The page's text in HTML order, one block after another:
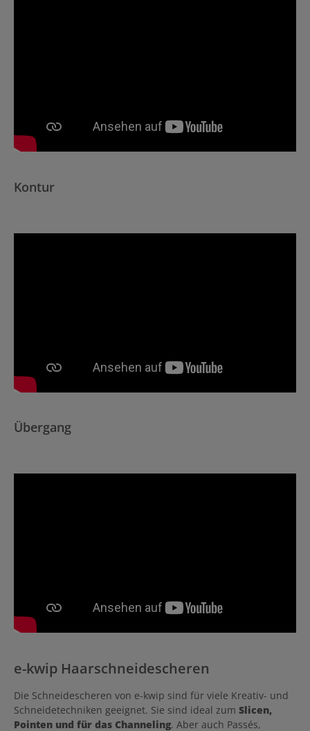
Kontur
Übergang
e-kwip Haarschneidescheren
Die Schneidescheren von e-kwip sind für viele Kreativ- und
Schneidetechniken geeignet. Sie sind ideal zum Slicen,
Pointen und für das Channeling. Aber auch Passés,